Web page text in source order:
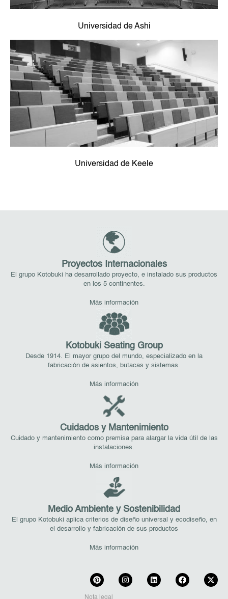
Universidad de Ashi
Universidad de Keele
Proyectos Internacionales
El grupo Kotobuki ha desarrollado proyecto, e instalado sus productos
en los 5 continentes.
Más información
Kotobuki Seating Group
Desde 1914. El mayor grupo del mundo, especializado en la
fabricación de asientos, butacas y sistemas.
Más información
Cuidados y Mantenimiento
Cuidado y mantenimiento como premisa para alargar la vida útil de las
instalaciones.
Más información
Medio Ambiente y Sostenibilidad
El grupo Kotobuki aplica criterios de diseño universal y ecodiseño, en
el desarrollo y fabricación de sus productos
Más información
Nota legal